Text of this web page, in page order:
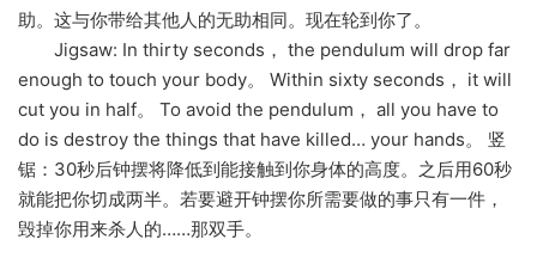
助。这与你带给其他人的无助相同。现在轮到你了。
Jigsaw: In thirty seconds， the pendulum will drop far
enough to touch your body。 Within sixty seconds， it will
cut you in half。 To avoid the pendulum， all you have to
do is destroy the things that have killed… your hands。 竖
锯：30秒后钟摆将降低到能接触到你身体的高度。之后用60秒
就能把你切成两半。若要避开钟摆你所需要做的事只有一件，
毁掉你用来杀人的……那双手。